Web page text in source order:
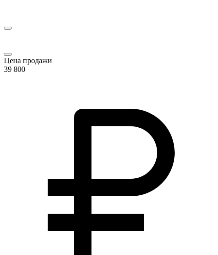
Цена продажи
39 800